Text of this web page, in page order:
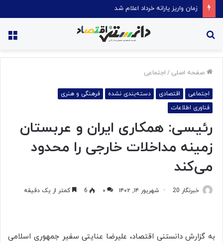
قیمت روغن دریکسال رکورد زد
صفحه اصلی / اجتماعی
اجتماعی اقتصادی دسته‌بندی نشده
فرهنگی و هنری
فناوری اطلاعات
رئیسی: همکاری ایران و عربستان
زمینه مداخلات خارجی را محدود
می‌کند
خبرنگار 20 شهریور ۱۴, ۱۴۰۲ ۰ 6 کمتر از یک دقیقه
به گزارش دانستنی اقتصاد، علیرضا عنایتی سفیر جمهوری اسلامی